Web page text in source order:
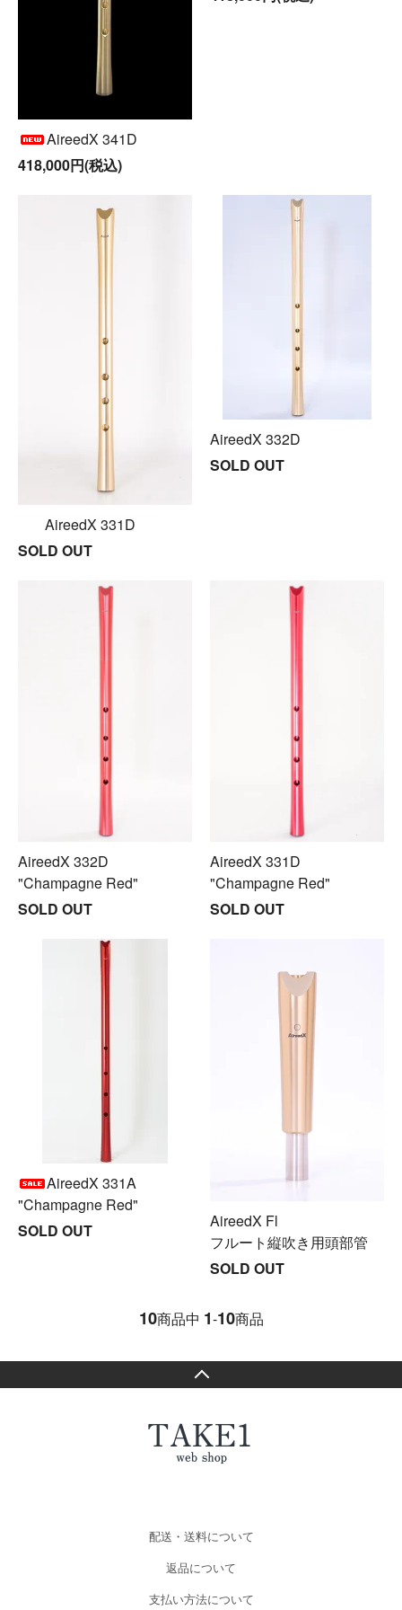
AireedX 341D
418,000円(税込)
AireedX 331D
SOLD OUT
AireedX 332D
SOLD OUT
AireedX 332D
"Champagne Red"
SOLD OUT
AireedX 331D
"Champagne Red"
SOLD OUT
AireedX 331A
"Champagne Red"
SOLD OUT
AireedX Fl
フルート縦吹き用頭部管
SOLD OUT
10商品中 1-10商品
配送・送料について
返品について
支払い方法について